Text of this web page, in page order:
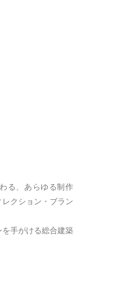
る、あらゆる制作
クション・ブラン
手がける総合建築